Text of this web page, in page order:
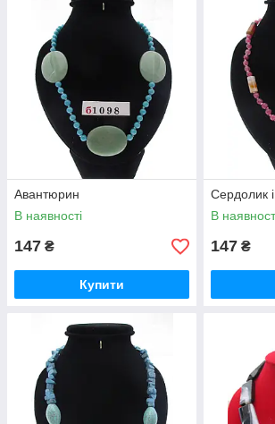
Авантюрин
В наявності
147 ₴
Купити
Сердолик
В
147 ₴